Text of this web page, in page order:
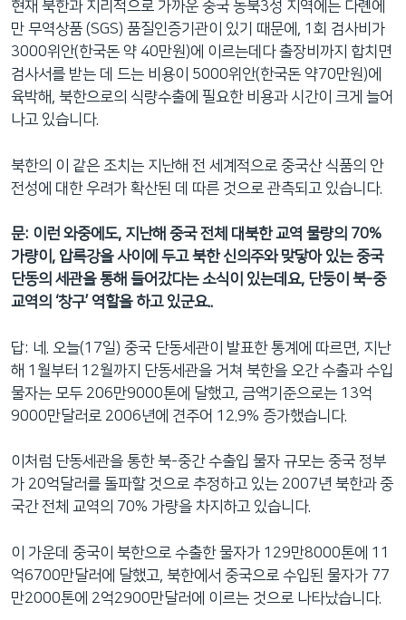
현재 북한과 지리적으로 가까운 중국 동북3성 지역에는 다롄에
만 무역상품 (SGS) 품질인증기관이 있기 때문에, 1회 검사비가
3000위안(한국돈 약 40만원)에 이르는데다 출장비까지 합치면
검사서를 받는 데 드는 비용이 5000위안(한국돈 약70만원)에
육박해, 북한으로의 식량수출에 필요한 비용과 시간이 크게 늘어
나고 있습니다.
북한의 이 같은 조치는 지난해 전 세계적으로 중국산 식품의 안
전성에 대한 우려가 확산된 데 따른 것으로 관측되고 있습니다.
문: 이런 와중에도, 지난해 중국 전체 대북한 교역 물량의 70%
가량이, 압록강을 사이에 두고 북한 신의주와 맞닿아 있는 중국
단동의 세관을 통해 들어갔다는 소식이 있는데요, 단둥이 북-중
교역의 ‘창구’ 역할을 하고 있군요..
답: 네. 오늘(17일) 중국 단동세관이 발표한 통계에 따르면, 지난
해 1월부터 12월까지 단동세관을 거쳐 북한을 오간 수출과 수입
물자는 모두 206만9000톤에 달했고, 금액기준으로는 13억
9000만달러로 2006년에 견주어 12.9% 증가했습니다.
이처럼 단동세관을 통한 북-중간 수출입 물자 규모는 중국 정부
가 20억달러를 돌파할 것으로 추정하고 있는 2007년 북한과 중
국간 전체 교역의 70% 가량을 차지하고 있습니다.
이 가운데 중국이 북한으로 수출한 물자가 129만8000톤에 11
억6700만달러에 달했고, 북한에서 중국으로 수입된 물자가 77
만2000톤에 2억2900만달러에 이르는 것으로 나타났습니다.